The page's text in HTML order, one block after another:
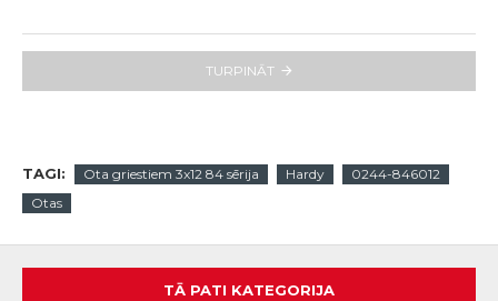
TURPINĀT
TAGI: Ota griestiem 3x12 84 sērija Hardy
0244-846012
Otas
TĀ PATI KATEGORIJA